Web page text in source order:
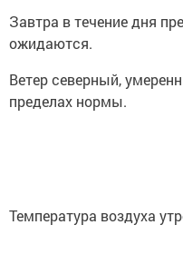
Завтра в течение дня
ожидаются.
Ветер северный,
пределах нормы.
Температура воздуха